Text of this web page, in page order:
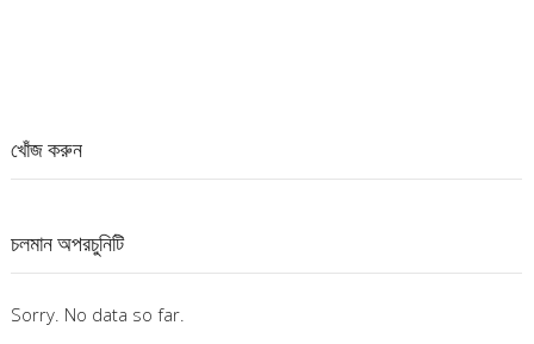
খোঁজ করুন
চলমান অপরচুনিটি
Sorry. No data so far.